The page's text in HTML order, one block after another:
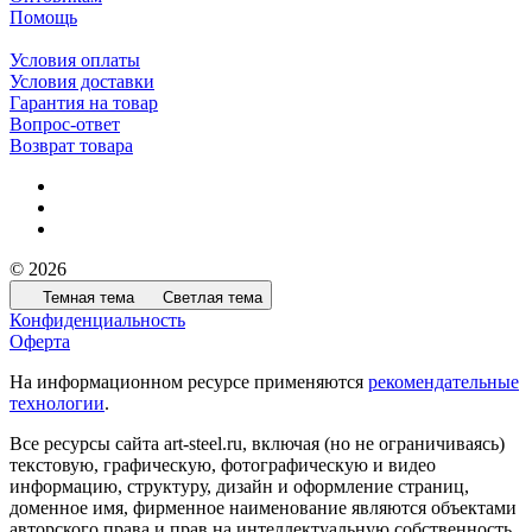
Помощь
Условия оплаты
Условия доставки
Гарантия на товар
Вопрос-ответ
Возврат товара
© 2026
Темная тема Светлая тема
Конфиденциальность
Оферта
На информационном ресурсе применяются рекомендательные
технологии.
Все ресурсы сайта art-steel.ru, включая (но не ограничиваясь)
текстовую, графическую, фотографическую и видео
информацию, структуру, дизайн и оформление страниц,
доменное имя, фирменное наименование являются объектами